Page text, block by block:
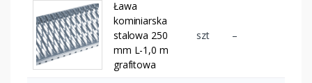
Ława
kominiarska
stalowa 250
mm L-1,0 m
grafitowa
szt –